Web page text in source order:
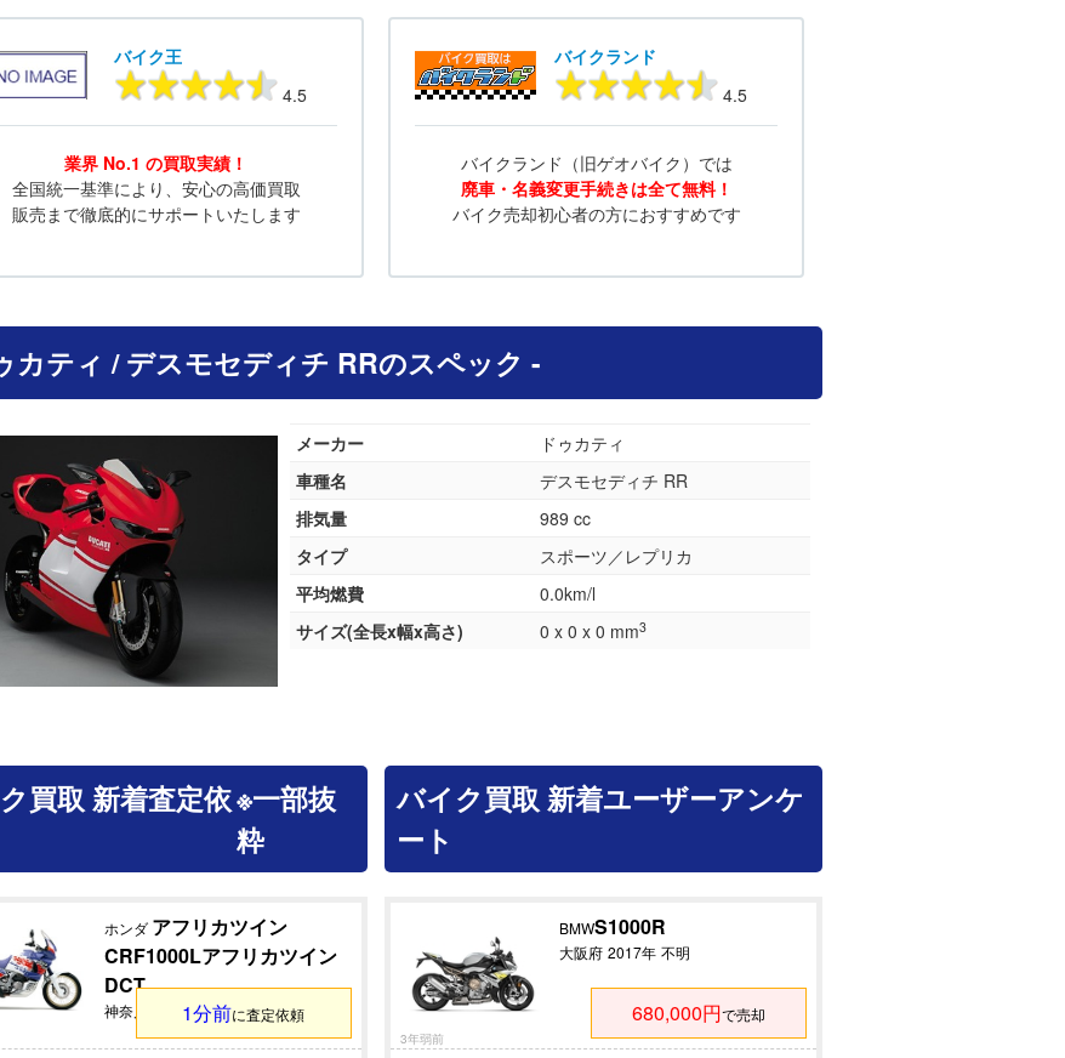
バイク王
4.5
業界 No.1 の買取実績！
全国統一基準により、安心の高価買取
販売まで徹底的にサポートいたします
バイクランド
4.5
バイクランド（旧ゲオバイク）では
廃車・名義変更手続きは全て無料！
バイク売却初心者の方におすすめです
カティ / デスモセディチ RRのスペック -
メーカー
ドゥカティ
車種名
デスモセディチ RR
排気量
989 cc
タイプ
スポーツ／レプリカ
平均燃費
0.0km/l
サイズ(全長x幅x高さ)
0 x 0 x 0 mm3
買取 新着査定依※一部抜
粋
ホンダ アフリカツイン
CRF1000Lアフリカツイン
DCT
神奈川県 不明 不明
1分前に査定依頼
バイク買取 新着ユーザーアンケ
ート
BMWS1000R
大阪府 2017年 不明
680,000円で売却
3年弱前